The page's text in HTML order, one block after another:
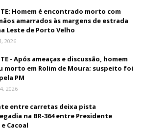
Homem é encontrado morto com
amarrados às margens de estrada
Leste de Porto Velho
2026
- Após ameaças e discussão, homem
morto em Rolim de Moura; suspeito foi
PM
2026
entre carretas deixa pista
na BR-364 entre Presidente
Cacoal